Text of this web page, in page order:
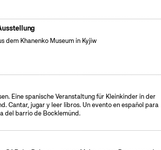
dem Khanenko Museum in Kyjiw
Eine spanische Veranstaltung für Kleinkinder in der
Cantar, jugar y leer libros. Un evento en español para
del barrio de Bocklemünd.